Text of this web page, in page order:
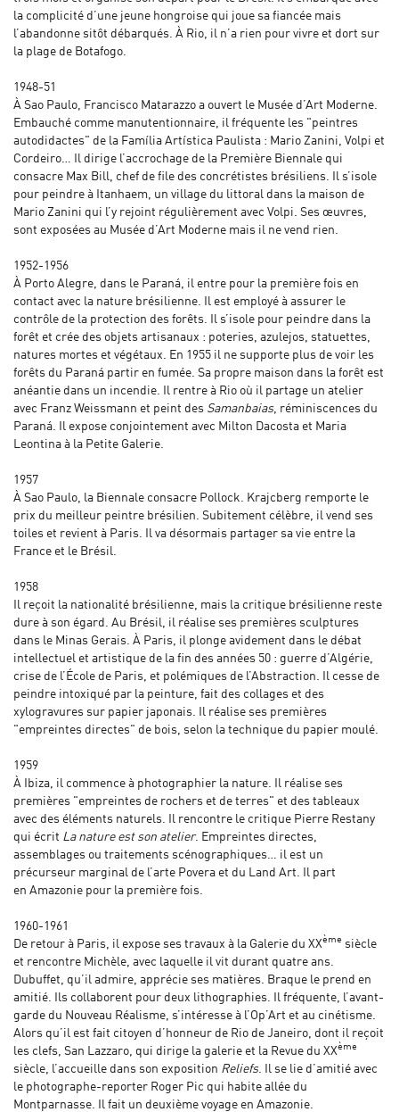
la complicité d’une jeune hongroise qui joue sa fiancée mais
l’abandonne sitôt débarqués. À Rio, il n’a rien pour vivre et dort sur
la plage de Botafogo.
1948-51
À Sao Paulo, Francisco Matarazzo a ouvert le Musée d’Art Moderne.
Embauché comme manutentionnaire, il fréquente les "peintres
autodidactes" de la Família Artística Paulista : Mario Zanini, Volpi et
Cordeiro… Il dirige l’accrochage de la Première Biennale qui
consacre Max Bill, chef de file des concrétistes brésiliens. Il s’isole
pour peindre à Itanhaem, un village du littoral dans la maison de
Mario Zanini qui l’y rejoint régulièrement avec Volpi. Ses œuvres,
sont exposées au Musée d’Art Moderne mais il ne vend rien.
1952-1956
À Porto Alegre, dans le Paraná, il entre pour la première fois en
contact avec la nature brésilienne. Il est employé à assurer le
contrôle de la protection des forêts. Il s’isole pour peindre dans la
forêt et crée des objets artisanaux : poteries, azulejos, statuettes,
natures mortes et végétaux. En 1955 il ne supporte plus de voir les
forêts du Paraná partir en fumée. Sa propre maison dans la forêt est
anéantie dans un incendie. Il rentre à Rio où il partage un atelier
avec Franz Weissmann et peint des Samanbaias, réminiscences du
Paraná. Il expose conjointement avec Milton Dacosta et Maria
Leontina à la Petite Galerie.
1957
À Sao Paulo, la Biennale consacre Pollock. Krajcberg remporte le
prix du meilleur peintre brésilien. Subitement célèbre, il vend ses
toiles et revient à Paris. Il va désormais partager sa vie entre la
France et le Brésil.
1958
Il reçoit la nationalité brésilienne, mais la critique brésilienne reste
dure à son égard. Au Brésil, il réalise ses premières sculptures
dans le Minas Gerais. À Paris, il plonge avidement dans le débat
intellectuel et artistique de la fin des années 50 : guerre d’Algérie,
crise de l’École de Paris, et polémiques de l’Abstraction. Il cesse de
peindre intoxiqué par la peinture, fait des collages et des
xylogravures sur papier japonais. Il réalise ses premières
"empreintes directes" de bois, selon la technique du papier moulé.
1959
À Ibiza, il commence à photographier la nature. Il réalise ses
premières "empreintes de rochers et de terres" et des tableaux
avec des éléments naturels. Il rencontre le critique Pierre Restany
qui écrit La nature est son atelier. Empreintes directes,
assemblages ou traitements scénographiques… il est un
précurseur marginal de l’arte Povera et du Land Art. Il part
en Amazonie pour la première fois.
1960-1961
De retour à Paris, il expose ses travaux à la Galerie du XXème siècle
et rencontre Michèle, avec laquelle il vit durant quatre ans.
Dubuffet, qu’il admire, apprécie ses matières. Braque le prend en
amitié. Ils collaborent pour deux lithographies. Il fréquente, l’avant-
garde du Nouveau Réalisme, s’intéresse à l’Op’Art et au cinétisme.
Alors qu’il est fait citoyen d’honneur de Rio de Janeiro, dont il reçoit
les clefs, San Lazzaro, qui dirige la galerie et la Revue du XXème
siècle, l’accueille dans son exposition Reliefs. Il se lie d’amitié avec
le photographe-reporter Roger Pic qui habite allée du
Montparnasse. Il fait un deuxième voyage en Amazonie.